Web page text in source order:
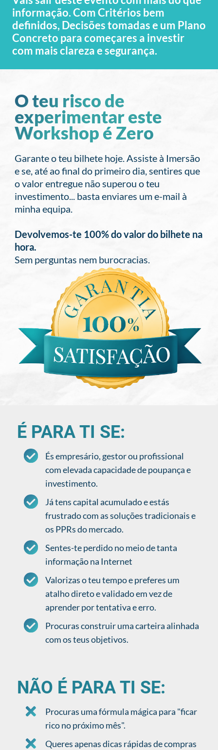
informação. Com Critérios bem
definidos, Decisões tomadas e um Plano
Concreto para começares a investir
com mais clareza e segurança.
O teu risco de
experimentar este
Workshop é Zero
Garante o teu bilhete hoje. Assiste à Imersão
e se, até ao final do primeiro dia, sentires que
o valor entregue não superou o teu
investimento... basta enviares um e-mail à
minha equipa.
Devolvemos-te 100% do valor do bilhete na
hora.
Sem perguntas nem burocracias.
É PARA TI SE:
És empresário, gestor ou profissional
com elevada capacidade de poupança e
investimento.
Já tens capital acumulado e estás
frustrado com as soluções tradicionais e
os PPRs do mercado.
Sentes-te perdido no meio de tanta
informação na Internet
Valorizas o teu tempo e preferes um
atalho direto e validado em vez de
aprender por tentativa e erro.
Procuras construir uma carteira alinhada
com os teus objetivos.
NÃO É PARA TI SE:
Procuras uma fórmula mágica para "ficar
rico no próximo mês".
Queres apenas dicas rápidas de compras